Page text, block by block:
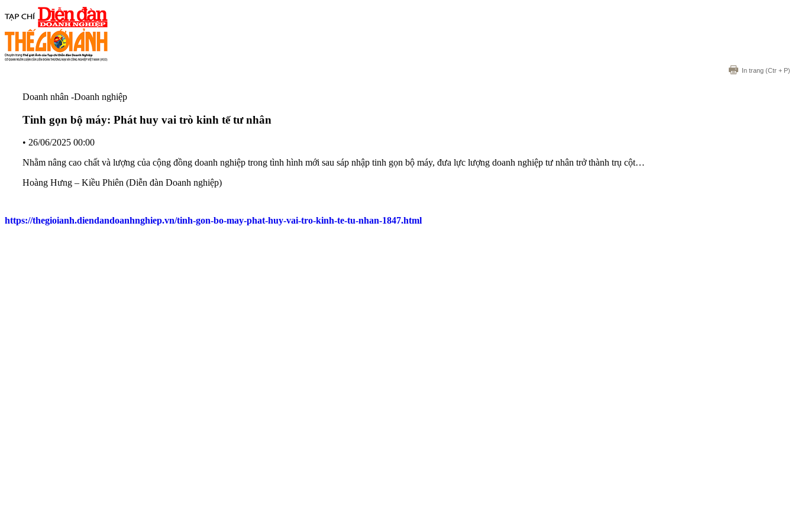
In trang (Ctr + P)
Doanh nhân -Doanh nghiệp
Tinh gọn bộ máy: Phát huy vai trò kinh tế tư nhân
• 26/06/2025 00:00
Nhằm nâng cao chất và lượng của cộng đồng doanh nghiệp trong tình hình mới sau sáp nhập tinh gọn bộ máy, đưa lực lượng doanh nghiệp tư nhân trở thành trụ cột…
Hoàng Hưng – Kiều Phiên (Diễn đàn Doanh nghiệp)
https://thegioianh.diendandoanhnghiep.vn/tinh-gon-bo-may-phat-huy-vai-tro-kinh-te-tu-nhan-1847.html